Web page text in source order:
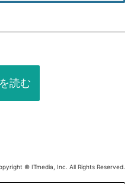
読む
© ITmedia, Inc. All Rights Reserved.